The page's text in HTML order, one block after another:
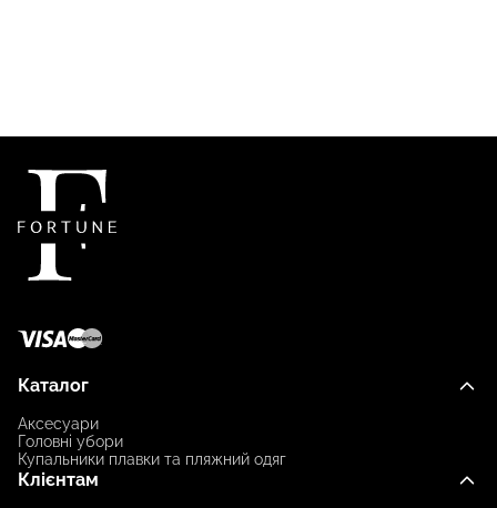
Каталог
Аксесуари
Головні убори
Купальники плавки та пляжний одяг
Клієнтам